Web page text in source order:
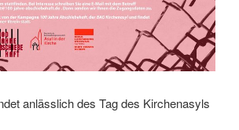
anlässlich des Tag des Kirchenasyls